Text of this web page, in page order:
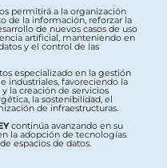
permitirá a la organización
de la información, reforzar la
de nuevos casos de uso
artificial, manteniendo en
y el control de las
especializado en la gestión
industriales, favoreciendo la
la creación de servicios
la sostenibilidad, el
de infraestructuras.
continúa avanzando en su
la adopción de tecnologías
espacios de datos.